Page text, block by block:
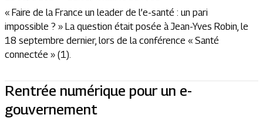
« Faire de la France un leader de l’e-santé : un pari
impossible ? » La question était posée à Jean-Yves Robin, le
18 septembre dernier, lors de la conférence « Santé
connectée » (1).
Rentrée numérique pour un e-
gouvernement